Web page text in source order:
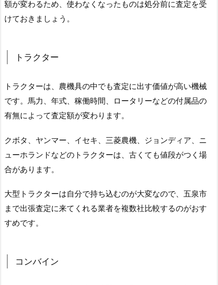
額が変わるため、使わなくなったものは処分前に査定を受
けておきましょう。
トラクター
トラクターは、農機具の中でも査定に出す価値が高い機械
です。馬力、年式、稼働時間、ロータリーなどの付属品の
有無によって査定額が変わります。
クボタ、ヤンマー、イセキ、三菱農機、ジョンディア、ニ
ューホランドなどのトラクターは、古くても値段がつく場
合があります。
大型トラクターは自分で持ち込むのが大変なので、五泉市
まで出張査定に来てくれる業者を複数社比較するのがおす
すめです。
コンバイン